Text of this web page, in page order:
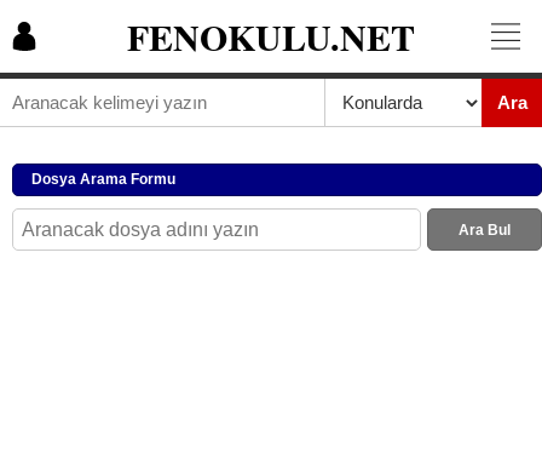
FENOKULU.NET
Ara
Dosya Arama Formu
Ara Bul